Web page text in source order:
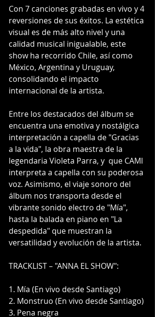
Con 7 canciones grabadas en vivo y 4
reversiones de sus éxitos. La estética
visual es de más alto nivel y una
calidad musical inigualable, este
show ha recorrido Chile, así como
México, Argentina y Uruguay,
consolidando el impacto
internacional de la artista.
Entre los destacados del álbum se
encuentra una emotiva y nostálgica
interpretación a capella de "Gracias
a la vida", la obra maestra de la
legendaria Violeta Parra, y  que CAMI
interpreta a capella con su poderosa
voz. Asimismo, el viaje sonoro del
álbum nos transporta desde el
vibrante sonido electro de "Mía",
hasta la balada en piano en "La
despedida" que muestran la
versatilidad y evolución de la artista.
TRACKLIST – "ANNA EL SHOW":
1. Mía (En vivo desde Santiago)
2. Monstruo (En vivo desde Santiago)
3. Pena negra